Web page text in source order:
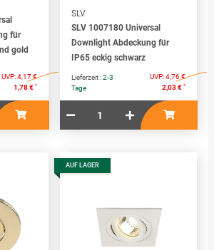
für
gold
UVP:4,17 €
1,78 € *
SLV
SLV 1007180 Universal
Downlight Abdeckung für
IP65 eckig schwarz
Lieferzeit :2-3
Tage
UVP:4,76 €
2,03 € *
AUF LAGER